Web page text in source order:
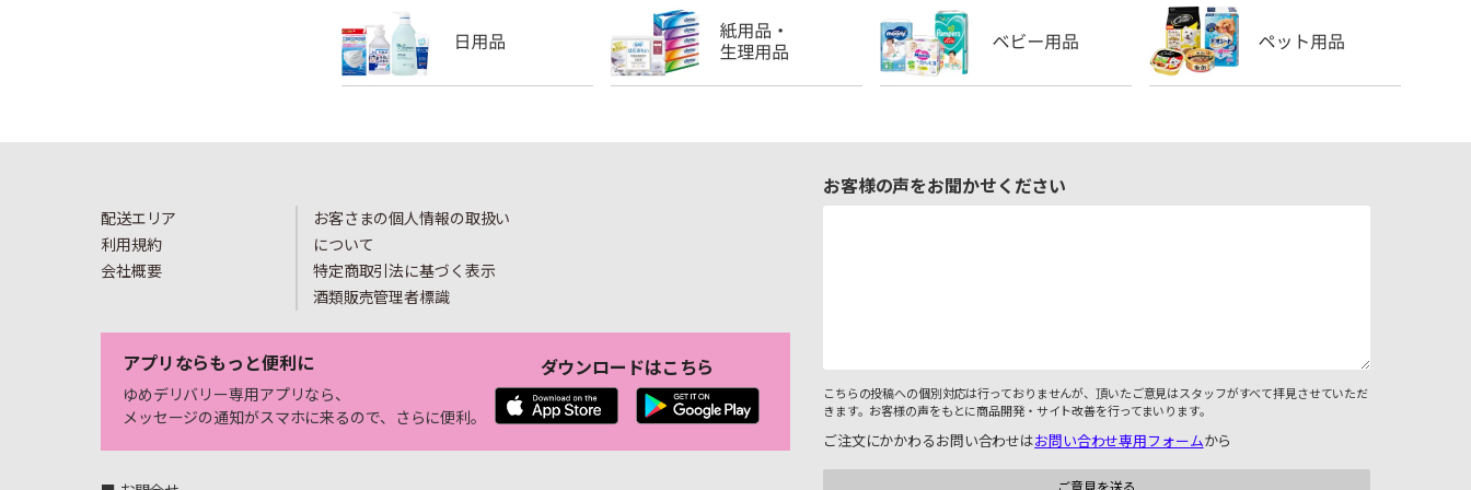
配送エリア
利用規約
会社概要
お客さまの個人情報の取扱い
について
特定商取引法に基づく表示
酒類販売管理者標識
アプリならもっと便利に
ゆめデリバリー専用アプリなら、
メッセージの通知がスマホに来るので、さらに便利。
ダウンロードはこちら
お客様の声をお聞かせください
こちらの投稿への個別対応は行っておりませんが、頂いたご意見はスタッフがすべて拝見させていただ
きます。お客様の声をもとに商品開発・サイト改善を行ってまいります。
ご注文にかかわるお問い合わせはお問い合わせ専用フォームから